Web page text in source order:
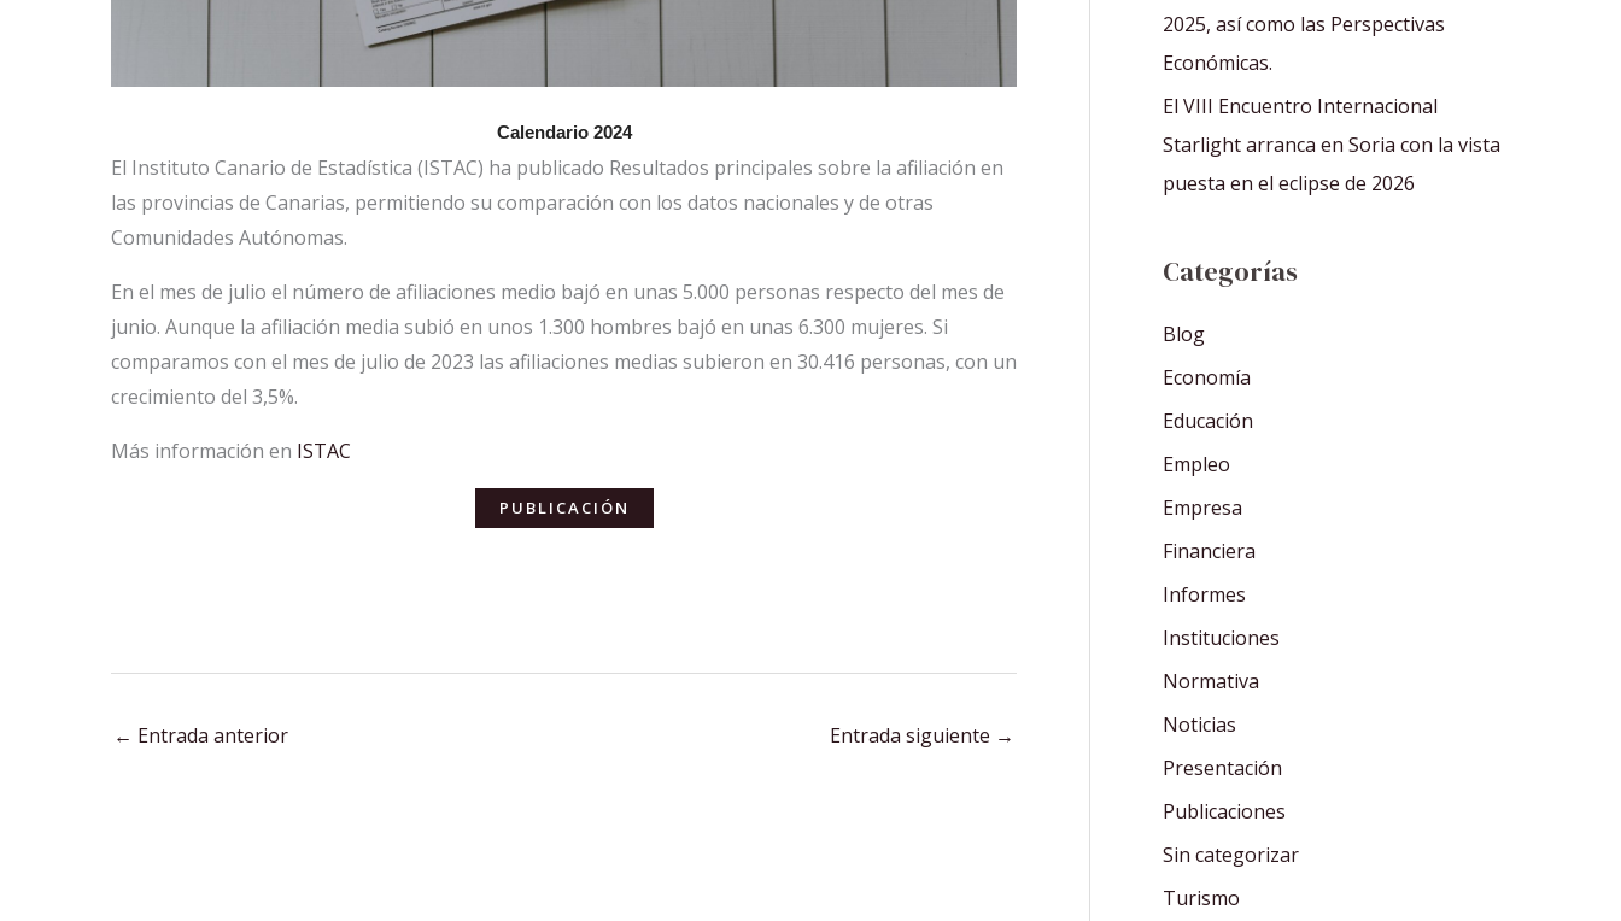
Calendario 2024
El Instituto Canario de Estadística (ISTAC) ha publicado Resultados principales sobre la afiliación en
las provincias de Canarias, permitiendo su comparación con los datos nacionales y de otras
Comunidades Autónomas.
En el mes de julio el número de afiliaciones medio bajó en unas 5.000 personas respecto del mes de
junio. Aunque la afiliación media subió en unos 1.300 hombres bajó en unas 6.300 mujeres. Si
comparamos con el mes de julio de 2023 las afiliaciones medias subieron en 30.416 personas, con un
crecimiento del 3,5%.
Más información en ISTAC
PUBLICACIÓN
← Entrada anterior Entrada siguiente →
2025, así como las Perspectivas
Económicas.
El VIII Encuentro Internacional
Starlight arranca en Soria con la vista
puesta en el eclipse de 2026
Categorías
Blog
Economía
Educación
Empleo
Empresa
Financiera
Informes
Instituciones
Normativa
Noticias
Presentación
Publicaciones
Sin categorizar
Turismo